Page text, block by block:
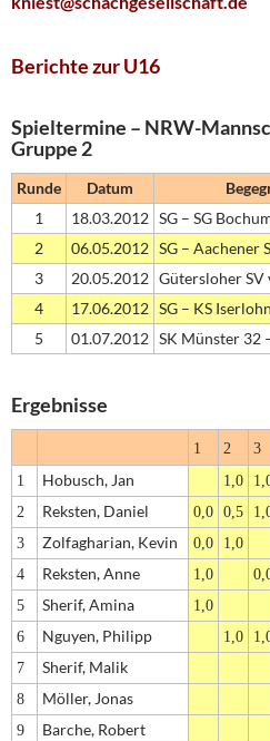
Berichte zur U16
Spieltermine – NRW-
Gruppe 2
Runde Datum
1
18.03.2012 SG – SG
2
06.05.2012 SG – Aachener
3
20.05.2012 Gütersloher SV
4
17.06.2012 SG – KS Iserlohn
5
01.07.2012 SK Münster 32
Ergebnisse
1 2 3
1
Hobusch, Jan 1,0
2
Reksten, Daniel 0,0 0,5
3
Zolfagharian, Kevin 0,0 1,0
4
Reksten, Anne 1,0
5
Sherif, Amina 1,0
6
Nguyen, Philipp 1,0
7
Sherif, Malik
8
Möller, Jonas
9
Barche, Robert